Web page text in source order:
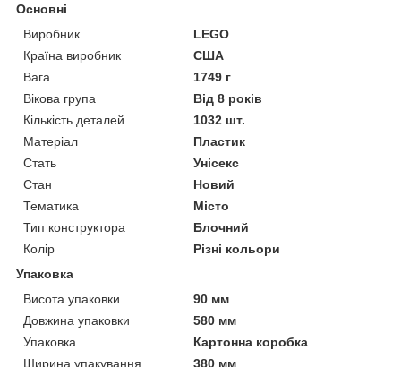
Основні
Виробник
LEGO
Країна виробник
США
Вага
1749 г
Вікова група
Від 8 років
Кількість деталей
1032 шт.
Матеріал
Пластик
Стать
Унісекс
Стан
Новий
Тематика
Місто
Тип конструктора
Блочний
Колір
Різні кольори
Упаковка
Висота упаковки
90 мм
Довжина упаковки
580 мм
Упаковка
Картонна коробка
Ширина упакування
380 мм